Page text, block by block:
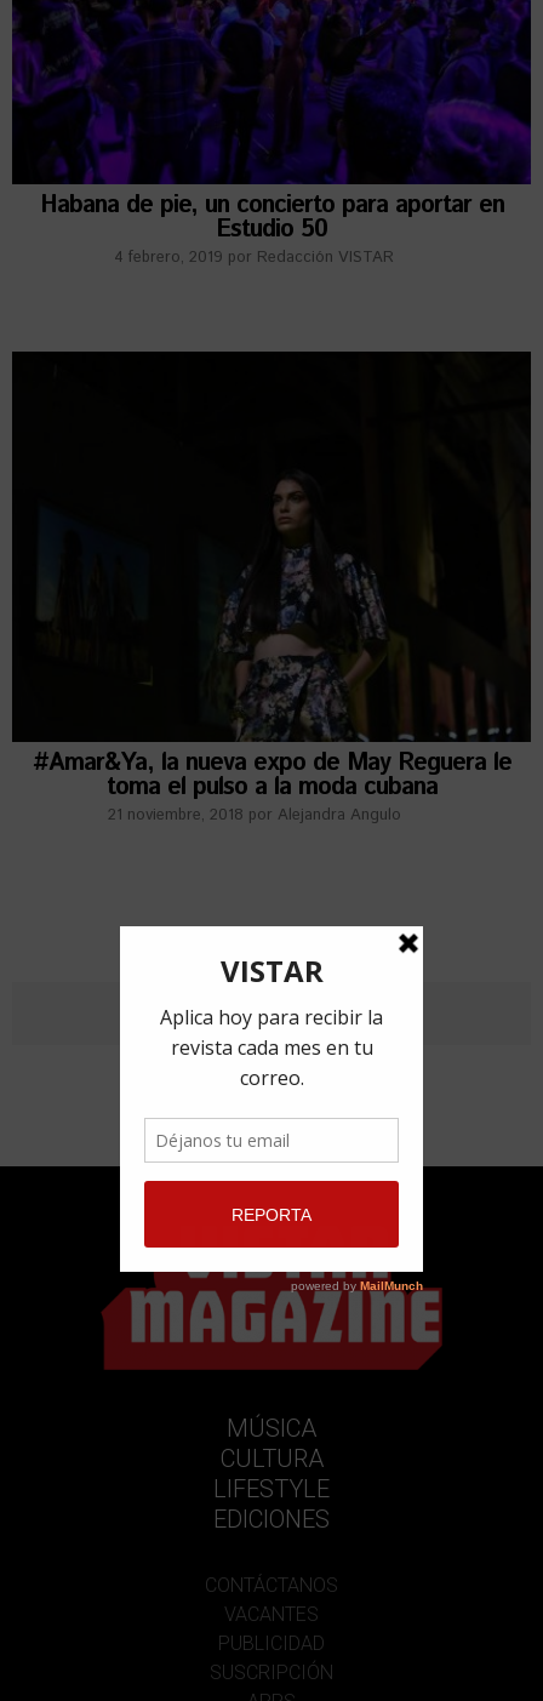
Habana de pie, un concierto para aportar en
Estudio 50
4 febrero, 2019 por Redacción VISTAR
#Amar&Ya, la nueva expo de May Reguera le
toma el pulso a la moda cubana
21 noviembre, 2018 por Alejandra Angulo
RECIENTES
MÚSICA
CULTURA
LIFESTYLE
EDICIONES
CONTÁCTANOS
VACANTES
PUBLICIDAD
SUSCRIPCIÓN